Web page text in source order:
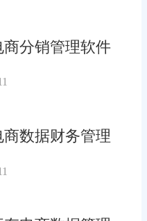
商分销管理软件
数据财务管理